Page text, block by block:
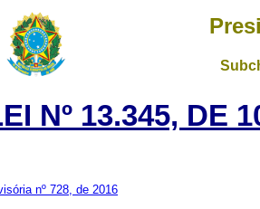
Nº 13.345, DE
nº 728, de 2016